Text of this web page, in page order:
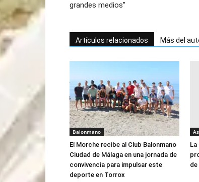
grandes medios”
Artículos relacionados Más del
Balonmano
El Morche recibe al Club Balonmano
Ciudad de Málaga en una jornada de
convivencia para impulsar este
deporte en Torrox
La
de